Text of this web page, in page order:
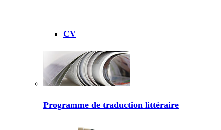
CV
Programme de traduction littéraire